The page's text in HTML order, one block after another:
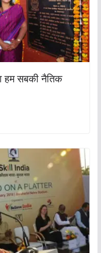
हम सबकी नैतिक